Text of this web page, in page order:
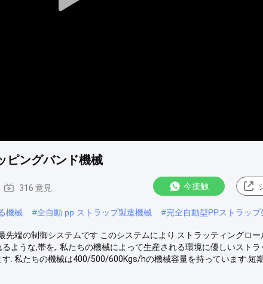
Play
ピングバンド機械
316 意見 今接触
機械 #全自動 pp ストラップ製造機械 #完全自動型PPストラップ
先端の制御システムです このシステムにより ストラッティングロー
ような,帯を,. 私たちの機械によって生産される環境に優しいストラ
. 私たちの機械は400/500/600Kgs/hの機械容量を持っています.短期